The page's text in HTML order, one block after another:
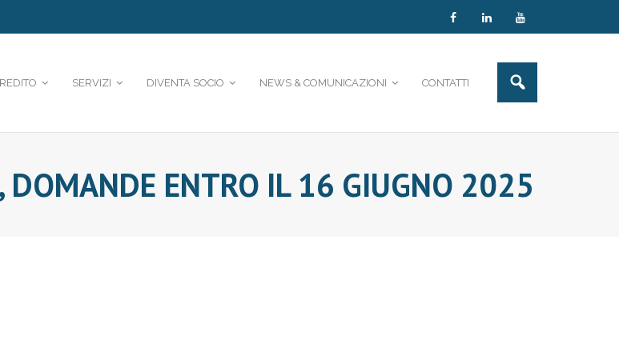
SERVIZI DIVENTA SOCIO NEWS & COMUNICAZIONI CONTATTI
DOMANDE ENTRO IL 16 GIUGNO 2025